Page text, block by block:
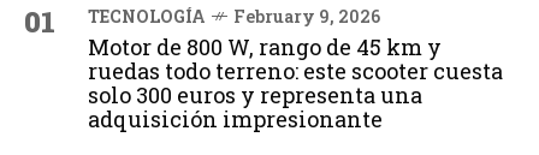
01 TECNOLOGÍA February 9, 2026
Motor de 800 W, rango de 45 km y
ruedas todo terreno: este scooter cuesta
solo 300 euros y representa una
adquisición impresionante